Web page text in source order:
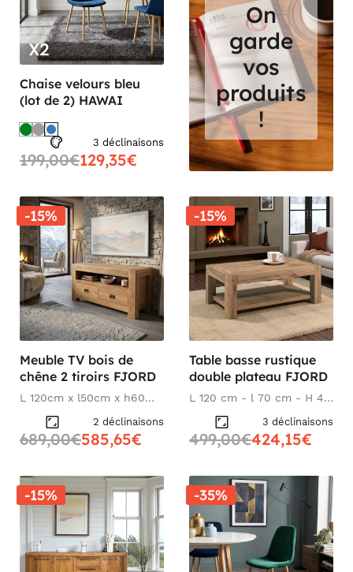
Chaise velours bleu
(lot de 2) HAWAI
3 déclinaisons
199,00€129,35€
On
garde
vos
produits
!
-15%
Meuble TV bois de
chêne 2 tiroirs FJORD
L 120cm x l50cm x h60
2 déclinaisons
689,00€585,65€
-15%
Table basse rustique
double plateau FJORD
L 120 cm - l 70 cm - H 45
3 déclinaisons
499,00€424,15€
-15% -35%